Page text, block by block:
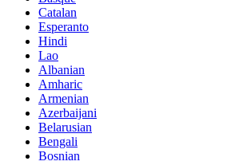
Catalan
Esperanto
Hindi
Lao
Albanian
Amharic
Armenian
Azerbaijani
Belarusian
Bengali
Bosnian